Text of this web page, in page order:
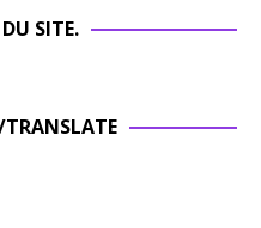
SITE.